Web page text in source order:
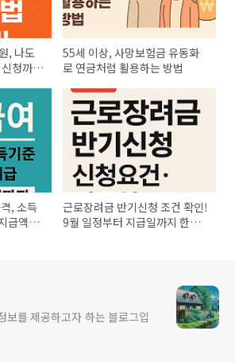
, 나도
청까지
55세 이상, 사망보험금 유동화
로 연금처럼 활용하는 방법
, 소득
급액계
근로장려금 반기신청 조건 확인!
9월 일정부터 지급일까지 한눈
보를 제공하고자 하는 블로그입